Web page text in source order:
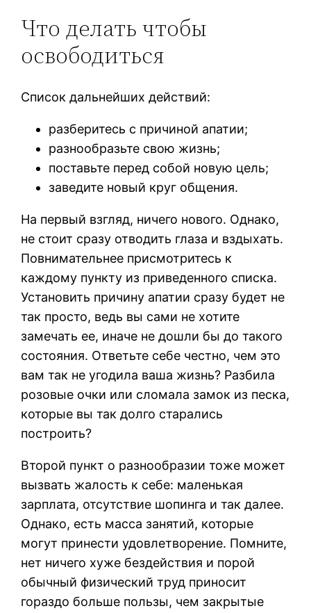
Что делать чтобы
освободиться
Список дальнейших действий:
разберитесь с причиной апатии;
разнообразьте свою жизнь;
поставьте перед собой новую цель;
заведите новый круг общения.
На первый взгляд, ничего нового. Однако,
не стоит сразу отводить глаза и вздыхать.
Повнимательнее присмотритесь к
каждому пункту из приведенного списка.
Установить причину апатии сразу будет не
так просто, ведь вы сами не хотите
замечать ее, иначе не дошли бы до такого
состояния. Ответьте себе честно, чем это
вам так не угодила ваша жизнь? Разбила
розовые очки или сломала замок из песка,
которые вы так долго старались
построить?
Второй пункт о разнообразии тоже может
вызвать жалость к себе: маленькая
зарплата, отсутствие шопинга и так далее.
Однако, есть масса занятий, которые
могут принести удовлетворение. Помните,
нет ничего хуже бездействия и порой
обычный физический труд приносит
гораздо больше пользы, чем закрытые